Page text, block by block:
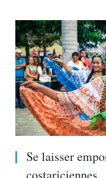
Se laisser